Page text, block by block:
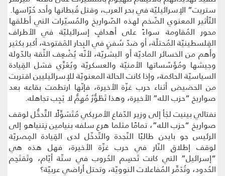
ستريت” الإسرائيليّة في بحر العرب، وقتل قُبطانها وأحد حُرّاسها.
التّأثير المعنوي الضّخم لهذه الصّواريخ والمُسيّرات التي أطلقها
محور المُقاومة سواءً على أهدافٍ إسرائيليّة في الأطراف
الفِلسطينيّة المُحتلّة، أو ضدّ سُفنٍ في البِحار المَفتوحة، أكبر بكثير
وأهم من الخسائر الماديّة أو البشريّة، لأنّه يُضْعِف الثّقة بالدّولة
وجيشها ومُؤسّساتها الأمنيّة والعسكريّة ويُعَرِّي فشل القِيادة
السياسيّة الحاكمة، وإذا كانت الحالة المعنويّة للإسرائيليين اقتربت
من الحضيض أثناء حرب غزّة الأخيرة، فإنّها ارتطمت بقاعه بعد
صواريخ “حزب الله” الأخيرة، وهذا تَطَوُّرٌ مُهِمٌّ لا يَجِب تجاهله.
نفتالي بينيت لجَأ إلى وزير الدّفاع الأمريكي مُتَسَوِّلًا التَّدخُّل لوقف
صواريخ “حزب الله”، تمامًا مثلما هرع سلفه بنيامين نِتنياهو إلى
الرئيس جو بايدن طالبًا النّجدة والتّدخّل لدى القِيادة المِصريّة
لوقف إطلاق النّار في حرب غزّة الأخيرة، فهل هذه هي
“إسرائيل” التي كانت تَحسِم الحُروب في ستّة أيّام، وتَقتَحِم
الحُدود، وتُدَمِّر المُفاعلات النوويّة، وتحتل أراضي عربيّة؟